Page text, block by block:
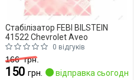
Стабілізатор FEBI BILSTEIN
41522 Chevrolet Aveo
0 відгуків
166грн.
150 грн. відправка сьогодні